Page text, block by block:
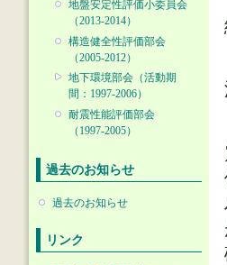
地盤安定性評価小委員会
（2013-2014）
構造健全性評価部会
（2005-2012）
地下環境部会（活動期
間：1997-2006）
耐震性能評価部会
（1997-2005）
過去のお知らせ
過去のお知らせ
リンク